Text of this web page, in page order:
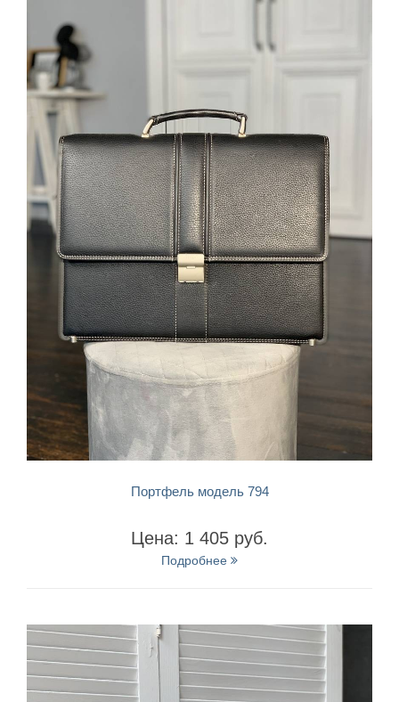
Портфель модель 794
Цена: 1 405 руб.
Подробнее